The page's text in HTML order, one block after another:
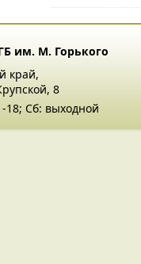
им. М. Горького
край,
8
18; Сб: выходной